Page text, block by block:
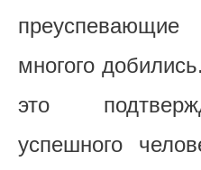
многого
это
успешного